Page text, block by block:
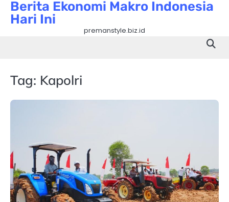
SkipBerita Ekonomi Makro Indonesia
Hari Ini
premanstyle.biz.id
Tag: Kapolri